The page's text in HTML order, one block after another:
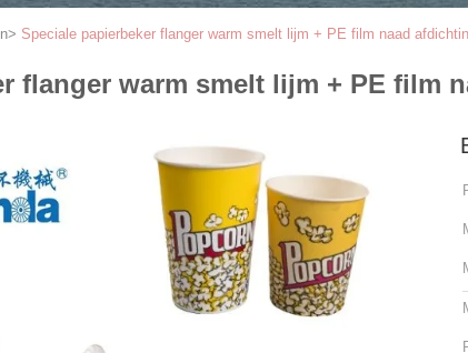
> Speciale papierbeker flanger warm smelt lijm + PE film naad
flanger warm smelt lijm + PE film